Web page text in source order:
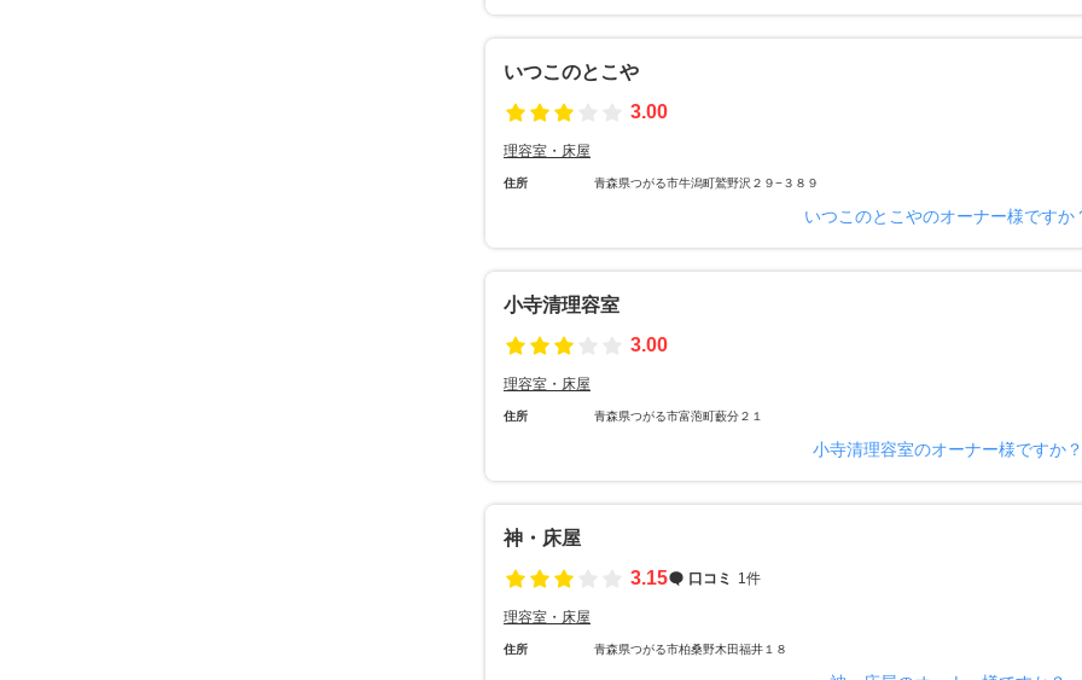
いつこのとこや
3.00
理容室・床屋
住所 青森県つがる市牛潟町鷲野沢２９−３８９
いつこのとこやのオーナー様ですか
小寺清理容室
3.00
理容室・床屋
住所 青森県つがる市富萢町藪分２１
小寺清理容室のオーナー様ですか？
神・床屋
3.15
口コミ 1件
理容室・床屋
住所 青森県つがる市柏桑野木田福井１８